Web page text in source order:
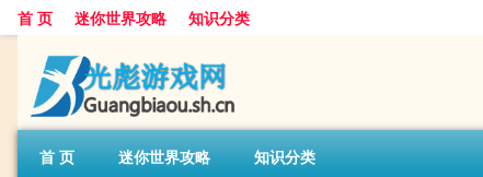
首 页 迷你世界攻略 知识分类
首 页 迷你世界攻略 知识分类